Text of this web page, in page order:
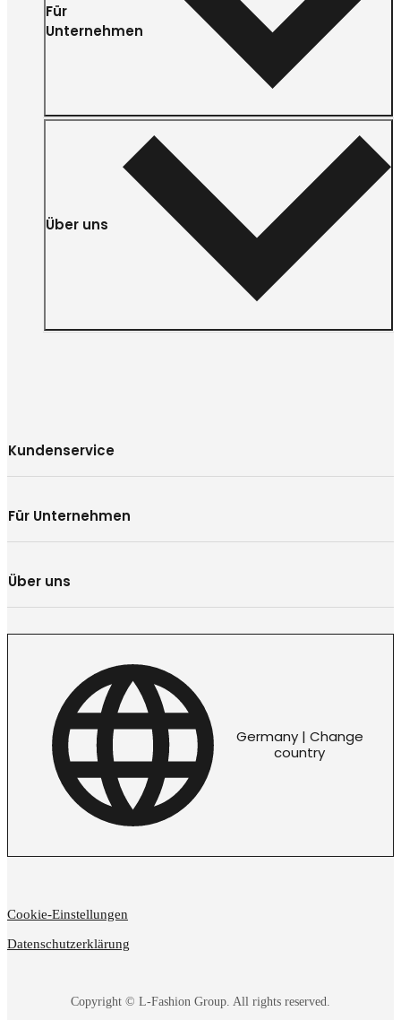
Für
Unternehmen
Über uns
Kundenservice
Für Unternehmen
Über uns
Germany | Change
country
Copyright © L-Fashion Group. All rights reserved.
Cookie-Einstellungen
Datenschutzerklärung